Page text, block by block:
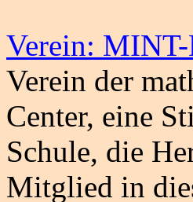
Verein: MINT-
Verein der
Center, eine
Schule, die
Mitglied in